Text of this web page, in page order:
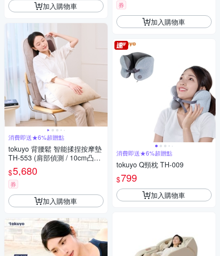
加入購物車
消費即送★6%超贈點
tokuyo 背腰鬆 智能揉捏按摩墊
TH-553 (肩部偵測 / 10cm凸出
深層有感)
$5,680
券
加入購物車
券
加入購物車
消費即送★6%超贈點
tokuyo Q頸枕 TH-009
$799
加入購物車